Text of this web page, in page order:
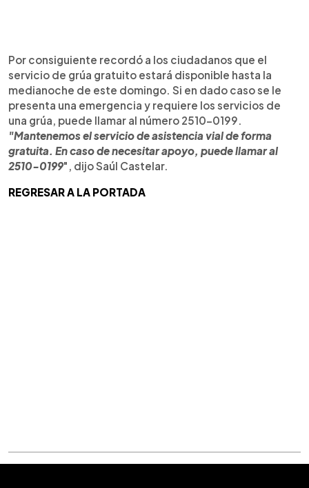
Por consiguiente recordó a los ciudadanos que el
servicio de grúa gratuito estará disponible hasta la
medianoche de este domingo. Si en dado caso se le
presenta una emergencia y requiere los servicios de
una grúa, puede llamar al número 2510-0199.
"Mantenemos el servicio de asistencia vial de forma
gratuita. En caso de necesitar apoyo, puede llamar al
2510-0199", dijo Saúl Castelar.
REGRESAR A LA PORTADA